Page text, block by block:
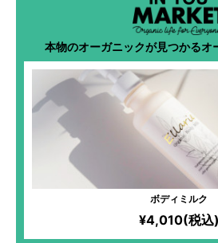
本物のオーガニックが見つかるオ
ボディミルク
¥4,010(税込)